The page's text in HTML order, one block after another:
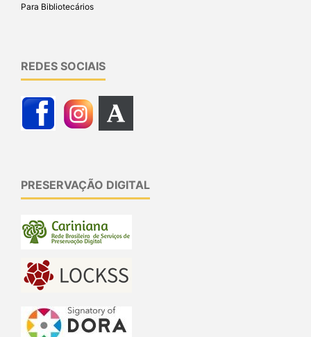
Para Bibliotecários
REDES SOCIAIS
PRESERVAÇÃO DIGITAL